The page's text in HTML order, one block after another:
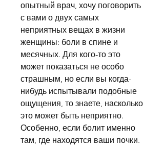
опытный врач, хочу поговорить
с вами о двух самых
неприятных вещах в жизни
женщины: боли в спине и
месячных. Для кого-то это
может показаться не особо
страшным, но если вы когда-
нибудь испытывали подобные
ощущения, то знаете, насколько
это может быть неприятно.
Особенно, если болит именно
там, где находятся ваши почки.